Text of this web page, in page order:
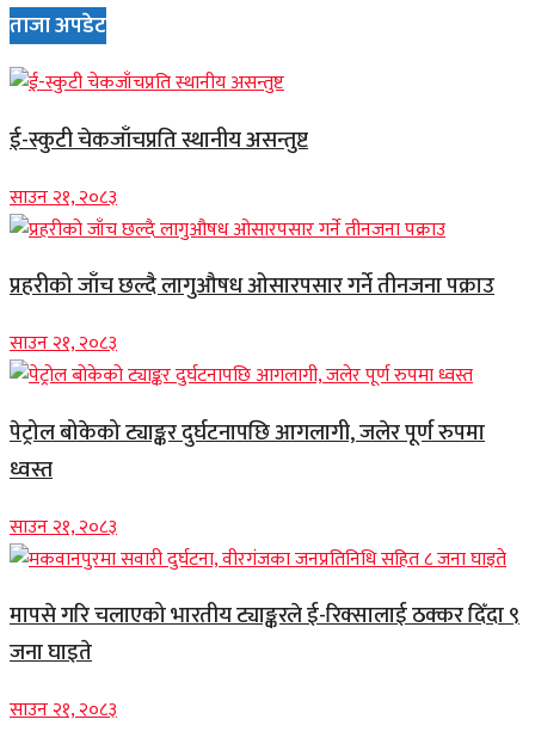
ताजा अपडेट
ई-स्कुटी चेकजाँचप्रति स्थानीय असन्तुष्ट
साउन २१, २०८३
प्रहरीको जाँच छल्दै लागुऔषध ओसारपसार गर्ने तीनजना पक्राउ
साउन २१, २०८३
पेट्रोल बोकेको ट्याङ्कर दुर्घटनापछि आगलागी, जलेर पूर्ण रुपमा
ध्वस्त
साउन २१, २०८३
मापसे गरि चलाएको भारतीय ट्याङ्करले ई-रिक्सालाई ठक्कर दिँदा ९
जना घाइते
साउन २१, २०८३